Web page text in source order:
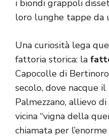
i biondi grappoli
loro lunghe tappe da
Una curiosità lega
fattoria storica: la
Capocolle di
secolo, dove nacque
Palmezzano, allievo
vicina “vigna della
chiamata per